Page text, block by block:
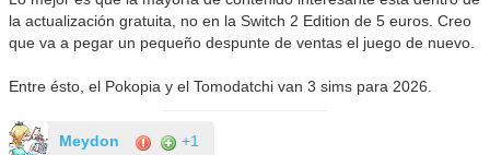
la actualización gratuita, no en la Switch 2 Edition de 5 euros. Creo
que va a pegar un pequeño despunte de ventas el juego de nuevo.
Entre ésto, el Pokopia y el Tomodatchi van 3 sims para 2026.
Meydon +1